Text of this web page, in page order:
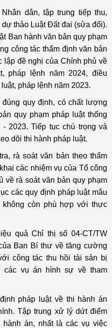
dân, tập trung tiếp thu,
thảo Luật Đất đai (sửa đổi).
Ban hành văn bản quy phạm
công tác thẩm định văn bản
lập đề nghị của Chính phủ về
pháp lệnh năm 2024, điều
pháp lệnh năm 2023.
quy định, có chất lượng
quy phạm pháp luật thống
2023. Tiếp tục chú trọng và
dõi thi hành pháp luật.
rà soát văn bản theo thẩm
các nhiệm vụ của Tổ công
về rà soát văn bản quy phạm
các quy định pháp luật mâu
không còn phù hợp với thực
quả Chỉ thị số 04-CT/TW
Ban Bí thư về tăng cường
công tác thu hồi tài sản bị
các vụ án hình sự về tham
pháp luật về thi hành án
Tập trung xử lý dứt điểm
án, nhất là các vụ việc